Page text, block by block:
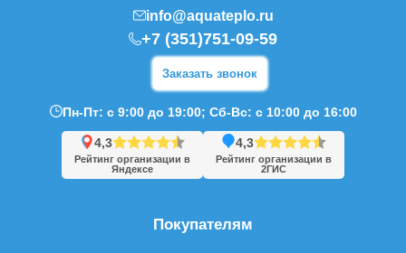
Покупателям
info@aquateplo.ru
+7 (351)751-09-59
Заказать звонок
Пн-Пт: с 9:00 до 19:00; Сб-Вс: с 10:00 до 16:00
4,3
Рейтинг организации в
Яндексе
4,3
Рейтинг организации в
2ГИС